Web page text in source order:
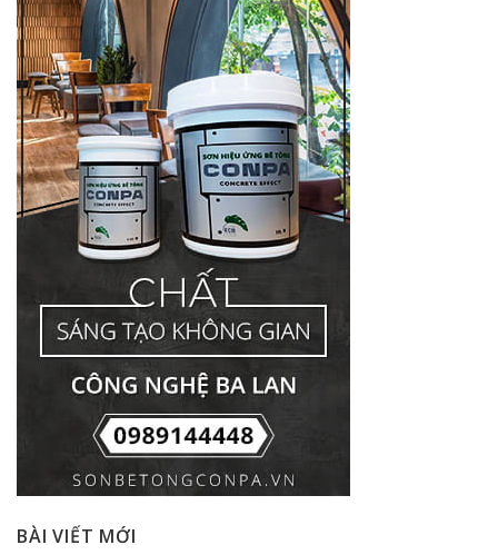
BÀI VIẾT MỚI